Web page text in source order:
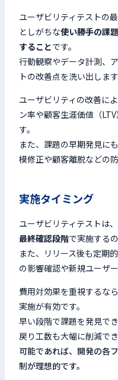
ユーザビリティテストの
としがちな使い勝手の課
することです。
行動観察やデータ計測、
トの改善点を洗い出します
ユーザビリティの改善に
ン率や顧客生涯価値（
す。
また、課題の早期発見に
模修正や顧客離脱などの
実施タイミング
ユーザビリティテストは、
最終確認段階で実施する
また、リリース後も定期
の影響確認や新規ユーザ
費用対効果を重視するな
実施が有効です。
早い段階で課題を発見で
戻り工数も大幅に削減でき
可能であれば、開発の各
制が理想的です。